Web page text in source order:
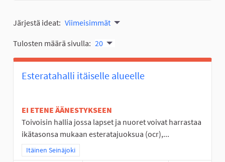
Järjestä ideat: Viimeisimmät
Tulosten määrä sivulla: 20
Esteratahalli itäiselle alueelle
EI ETENE ÄÄNESTYKSEEN
Toivoisin hallia jossa lapset ja nuoret voivat harrastaa
ikätasonsa mukaan esteratajuoksua (ocr),...
Rajaa tulokset teeman mukaan: Itäinen Seinäjoki
Itäinen Seinäjoki